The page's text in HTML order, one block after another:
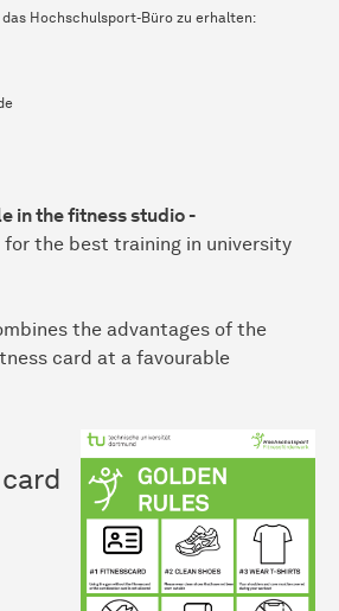
Hochschulsport-Büro zu erhalten:
in the fitness studio -
the best training in university
the advantages of the
card at a favourable